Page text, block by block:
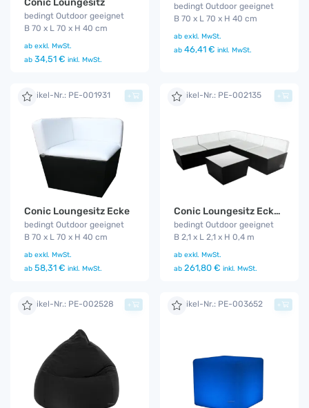
bedingt Outdoor geeignet
B 70 x L 70 x H 40 cm
ab exkl. MwSt.
ab 34,51 € inkl. MwSt.
bedingt Outdoor geeignet
B 70 x L 70 x H 40 cm
ab exkl. MwSt.
ab 46,41 € inkl. MwSt.
Artikel-Nr.: PE-001931
Conic Loungesitz Ecke
bedingt Outdoor geeignet
B 70 x L 70 x H 40 cm
ab exkl. MwSt.
ab 58,31 € inkl. MwSt.
+ Artikel-Nr.: PE-002135
Conic Loungesitz Ecke Set
bedingt Outdoor geeignet
B 2,1 x L 2,1 x H 0,4 m
ab exkl. MwSt.
ab 261,80 € inkl. MwSt.
+
Artikel-Nr.: PE-002528 + Artikel-Nr.: PE-003652 +